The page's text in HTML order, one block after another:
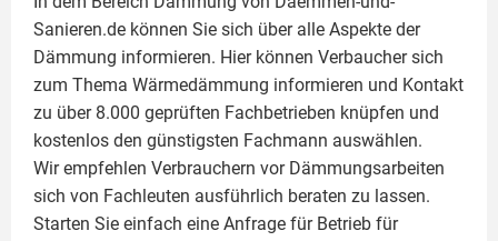
Sanieren.de können Sie sich über alle Aspekte der
Dämmung informieren. Hier können Verbaucher sich
zum Thema Wärmedämmung informieren und Kontakt
zu über 8.000 geprüften Fachbetrieben knüpfen und
kostenlos den günstigsten Fachmann auswählen.
Wir empfehlen Verbrauchern vor Dämmungsarbeiten
sich von Fachleuten ausführlich beraten zu lassen.
Starten Sie einfach eine Anfrage für Betrieb für